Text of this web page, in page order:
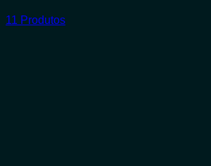
11 Produtos